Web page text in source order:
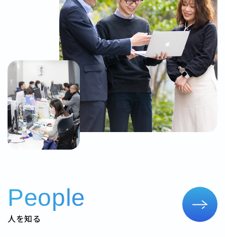
People
人を知る